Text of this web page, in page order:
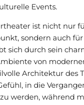
Events.
ist nicht nur
sondern auch
sich durch sein
von
Architektur des
in die
werden, während